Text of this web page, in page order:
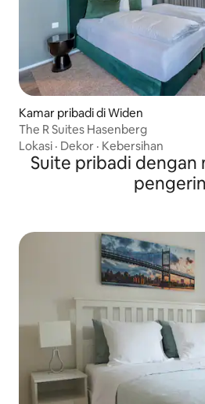
Kamar pribadi di Widen
The R Suites Hasenberg
Lokasi · Dekor · Kebersihan
Suite pribadi dengan